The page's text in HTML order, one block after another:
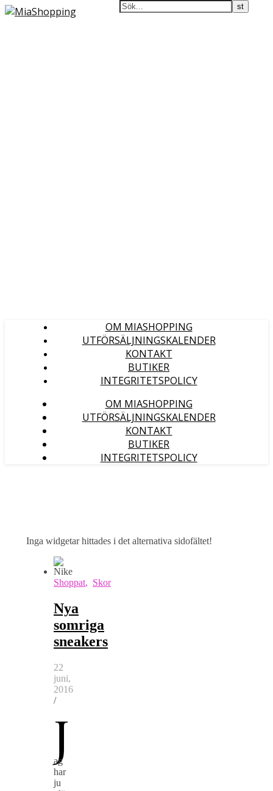
OM MIASHOPPING
UTFÖRSÄLJNINGSKALENDER
KONTAKT
BUTIKER
INTEGRITETSPOLICY
OM MIASHOPPING
UTFÖRSÄLJNINGSKALENDER
KONTAKT
BUTIKER
INTEGRITETSPOLICY
Inga widgetar hittades i det alternativa sidofältet!
Shoppat, Skor
Nya
somriga
sneakers
22
juni,
2016
/
J
ag
har
ju